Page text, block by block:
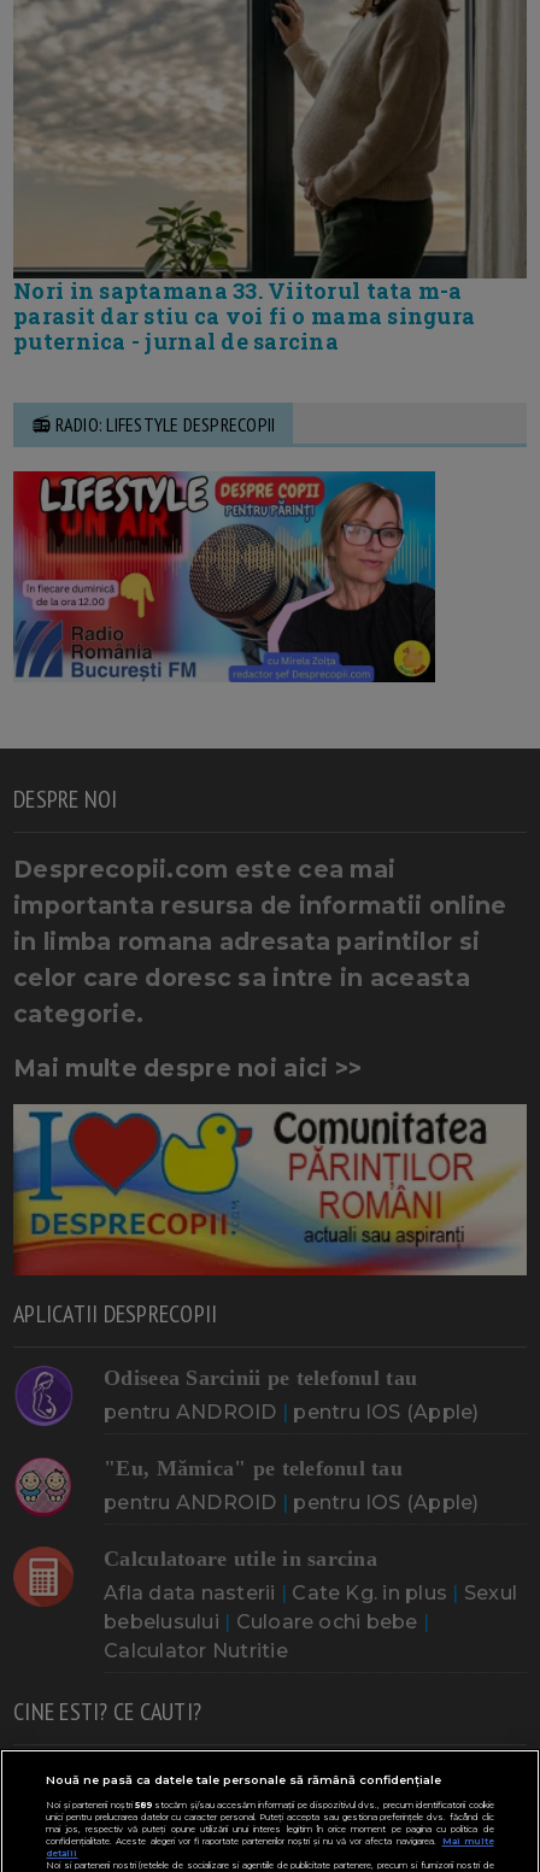
Nori in saptamana 33. Viitorul tata m-a
parasit dar stiu ca voi fi o mama singura
puternica - jurnal de sarcina
📻 RADIO: LIFESTYLE DESPRECOPII
DESPRE NOI
Desprecopii.com este cea mai
importanta resursa de informatii online
in limba romana adresata parintilor si
celor care doresc sa intre in aceasta
categorie.
Mai multe despre noi aici >>
APLICATII DESPRECOPII
Odiseea Sarcinii pe telefonul tau
pentru ANDROID | pentru IOS (Apple)
"Eu, Mămica" pe telefonul tau
pentru ANDROID | pentru IOS (Apple)
Calculatoare utile in sarcina
Afla data nasterii | Cate Kg. in plus | Sexul
bebelusului | Culoare ochi bebe |
Calculator Nutritie
CINE ESTI? CE CAUTI?
Doresc un copil Adoptia Probleme cu sarcina
Urmeaza sa nasc Probleme alaptare Bebe plange
Bebe febra Caut bona Cresa, Gradinta
Nouă ne pasă ca datele tale personale să rămână confidențiale
Noi și partenerii noștri589stocăm și/sau accesăm informații pe dispozitivul dvs., precum identificatorii cookie
unici pentru prelucrarea datelor cu caracter personal. Puteți accepta sau gestiona preferințele dvs. făcând clic
mai jos, respectiv vă puteți opune utilizării unui interes legitim în orice moment pe pagina cu politica de
confidențialitate. Aceste alegeri vor fi raportate partenerilor noștri și nu vă vor afecta navigarea.
Mai multe
detalii
Noi si partenerii nostri (retelele de socializare si agentiile de publicitate partenere, precum si furnizorii nostri de